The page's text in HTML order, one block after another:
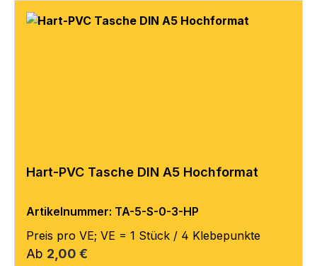
Hart-PVC Tasche DIN A5 Hochformat
Artikelnummer: TA-5-S-0-3-HP
Preis pro VE; VE = 1 Stück / 4 Klebepunkte
Regulärer Preis:
Ab 2,00 €